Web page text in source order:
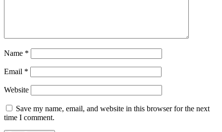
Name *
Email *
Website
Save my name, email, and website in this browser for the next
time I comment.